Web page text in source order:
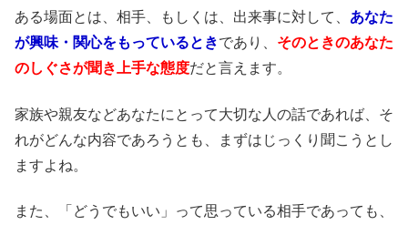
ある場面とは、相手、もしくは、出来事に対して、 あなた
が興味・関心をもっているときであり、 そのときのあなた
のしぐさが聞き上手な態度だと言えます。
家族や親友などあなたにとって大切な人の話であれば、そ
れがどんな内容であろうとも、まずはじっくり聞こうとし
ますよね。
また、「どうでもいい」って思っている相手であっても、